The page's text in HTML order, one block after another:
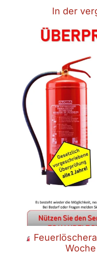
In der
Feuerlöscheraktion